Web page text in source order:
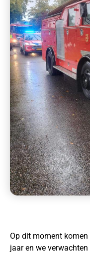
Op dit moment
jaar en we